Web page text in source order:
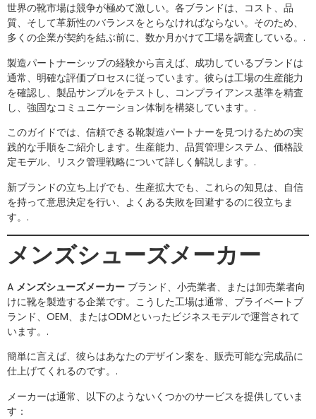
世界の靴市場は競争が極めて激しい。各ブランドは、コスト、品
質、そして革新性のバランスをとらなければならない。そのため、
多くの企業が契約を結ぶ前に、数か月かけて工場を調査している。.
製造パートナーシップの経験から言えば、成功しているブランドは
通常、明確な評価プロセスに従っています。彼らは工場の生産能力
を確認し、製品サンプルをテストし、コンプライアンス基準を精査
し、強固なコミュニケーション体制を構築しています。.
このガイドでは、信頼できる靴製造パートナーを見つけるための実
践的な手順をご紹介します。生産能力、品質管理システム、価格設
定モデル、リスク管理戦略について詳しく解説します。.
新ブランドの立ち上げでも、生産拡大でも、これらの知見は、自信
を持って意思決定を行い、よくある失敗を回避するのに役立ちま
す。.
メンズシューズメーカー
A メンズシューズメーカー ブランド、小売業者、または卸売業者向
けに靴を製造する企業です。こうした工場は通常、プライベートブ
ランド、OEM、またはODMといったビジネスモデルで運営されて
います。.
簡単に言えば、彼らはあなたのデザイン案を、販売可能な完成品に
仕上げてくれるのです。.
メーカーは通常、以下のようないくつかのサービスを提供していま
す：